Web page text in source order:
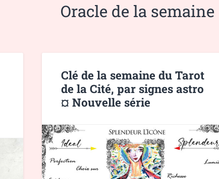
Oracle de la semaine
Clé de la semaine du Tarot
de la Cité, par signes astro
¤ Nouvelle série